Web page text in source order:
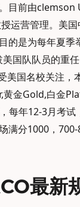
目前由
运营管理。美国
的是为每年夏季
国队队员的重
美国名校关注，
黄金Gold,白金
每年12-3月考试
满分1000，
最新